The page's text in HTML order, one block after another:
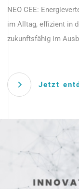
NEO CEE:
im Alltag, effizient in
zukunftsfähig im
Jetzt
Anwendungen –
zukunftsfähig.